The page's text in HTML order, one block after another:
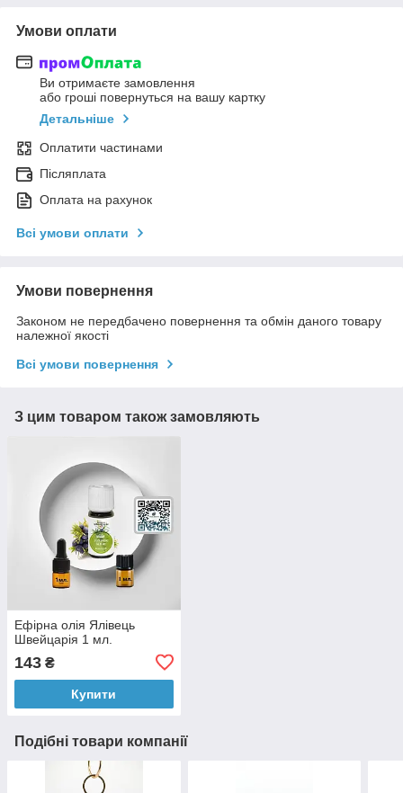
Умови оплати
Ви отримаєте замовлення
або гроші повернуться на вашу картку
Детальніше
Оплатити частинами
Післяплата
Оплата на рахунок
Всі умови оплати
Умови повернення
Законом не передбачено повернення та обмін даного товару
належної якості
Всі умови повернення
З цим товаром також замовляють
Ефірна олія Ялівець
Швейцарія 1 мл.
143 ₴
Купити
Подібні товари компанії